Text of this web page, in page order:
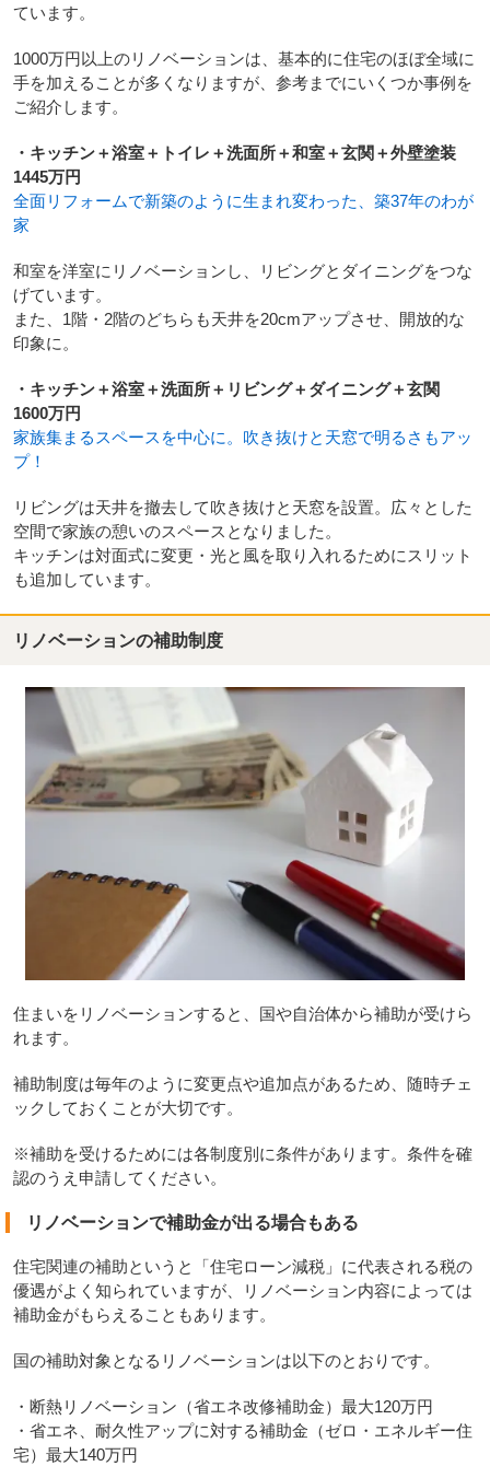
ています。
1000万円以上のリノベーションは、基本的に住宅のほぼ全域に
手を加えることが多くなりますが、参考までにいくつか事例を
ご紹介します。
・キッチン＋浴室＋トイレ＋洗面所＋和室＋玄関＋外壁塗装
1445万円
全面リフォームで新築のように生まれ変わった、築37年のわが
家
和室を洋室にリノベーションし、リビングとダイニングをつな
げています。
また、1階・2階のどちらも天井を20cmアップさせ、開放的な
印象に。
・キッチン＋浴室＋洗面所＋リビング＋ダイニング＋玄関
1600万円
家族集まるスペースを中心に。吹き抜けと天窓で明るさもアッ
プ！
リビングは天井を撤去して吹き抜けと天窓を設置。広々とした
空間で家族の憩いのスペースとなりました。
キッチンは対面式に変更・光と風を取り入れるためにスリット
も追加しています。
リノベーションの補助制度
住まいをリノベーションすると、国や自治体から補助が受けら
れます。
補助制度は毎年のように変更点や追加点があるため、随時チェ
ックしておくことが大切です。
※補助を受けるためには各制度別に条件があります。条件を確
認のうえ申請してください。
リノベーションで補助金が出る場合もある
住宅関連の補助というと「住宅ローン減税」に代表される税の
優遇がよく知られていますが、リノベーション内容によっては
補助金がもらえることもあります。
国の補助対象となるリノベーションは以下のとおりです。
・断熱リノベーション（省エネ改修補助金）最大120万円
・省エネ、耐久性アップに対する補助金（ゼロ・エネルギー住
宅）最大140万円